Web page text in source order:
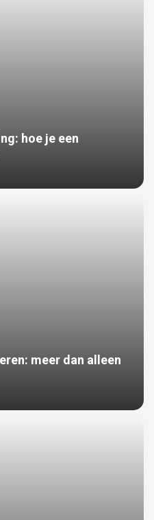
hoe je een
meer dan alleen